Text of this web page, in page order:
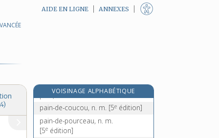
AIDE EN LIGNE ANNEXES
VOISINAGE ALPHABÉTIQUE
paillotte, n. f.
pain, n. m.
pain-de-coucou, n. m. [5e édition]
pain-de-pourceau, n. m.
[5e édition]